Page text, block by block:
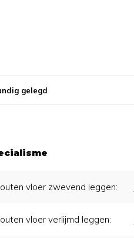
gelegd
vloer zwevend leggen:
vloer verlijmd leggen: